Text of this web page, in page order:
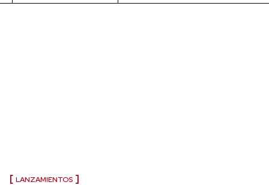
LANZAMIENTOS